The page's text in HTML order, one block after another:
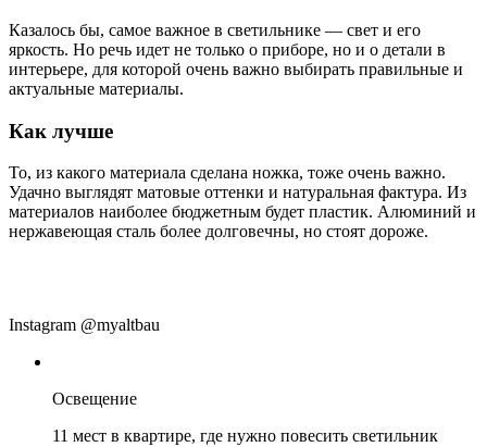
Казалось бы, самое важное в светильнике — свет и его
яркость. Но речь идет не только о приборе, но и о детали в
интерьере, для которой очень важно выбирать правильные и
актуальные материалы.
Как лучше
То, из какого материала сделана ножка, тоже очень важно.
Удачно выглядят матовые оттенки и натуральная фактура. Из
материалов наиболее бюджетным будет пластик. Алюминий и
нержавеющая сталь более долговечны, но стоят дороже.
Instagram @myaltbau
Освещение
11 мест в квартире, где нужно повесить светильник